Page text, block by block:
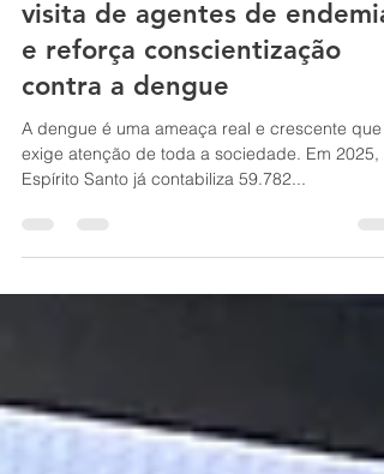
Bruno Malias propõe
agendamento online para
visita de agentes de
e reforça conscientização
contra a dengue
Espírito Santo já contabiliza 59.782...